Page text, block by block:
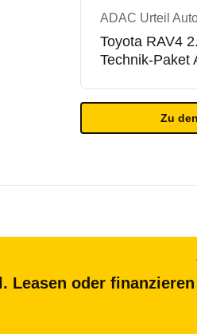
ADAC Urteil
Toyota RAV4
Technik-Paket
Zu
Leasen oder